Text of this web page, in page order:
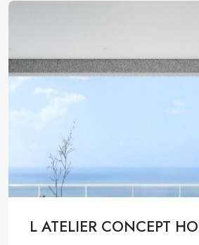
L ATELIER CONCEPT